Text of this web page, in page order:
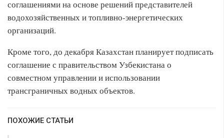
соглашениями на основе решений представителей
водохозяйственных и топливно-энергетических
организаций.
Кроме того, до декабря Казахстан планирует подписать
соглашение с правительством Узбекистана о
совместном управлении и использовании
трансграничных водных объектов.
ПОХОЖИЕ СТАТЬИ